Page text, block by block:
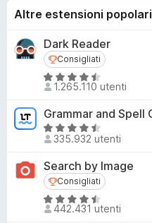
Altre estensioni popolari
Dark Reader
Consigliati
Consigliati
V
a
l
u
t
t
a
4
,
1.265.110 utenti
Grammar and Spell
V
a
u
t
a
335.932 utenti
Search by Image
Consigliati
Consigliati
V
a
442.431 utenti